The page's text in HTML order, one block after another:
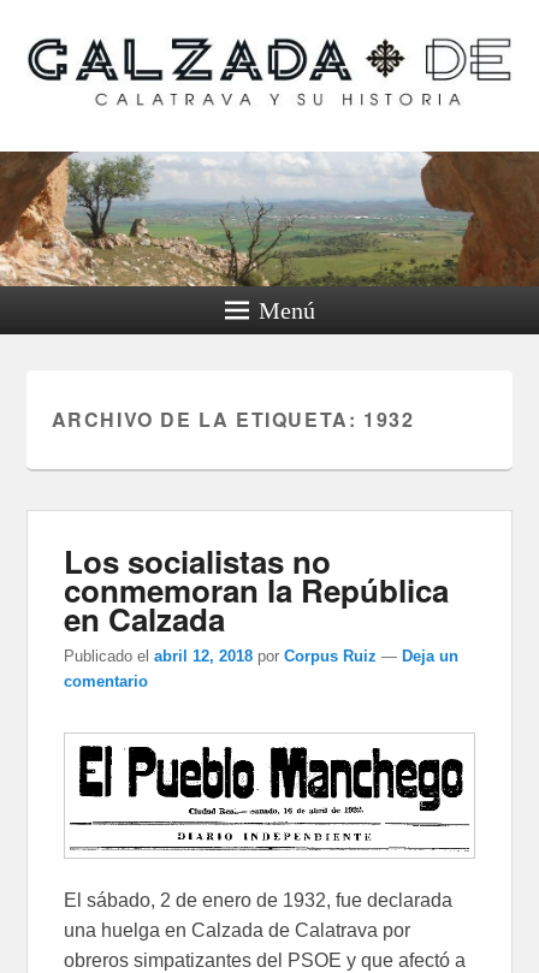
Calzada de Calatrava y
su historia
Menú
ARCHIVO DE LA ETIQUETA: 1932
Los socialistas no
conmemoran la República
en Calzada
Publicado el abril 12, 2018 porCorpus Ruiz — Deja un
comentario
El sábado, 2 de enero de 1932, fue declarada
una huelga en Calzada de Calatrava por
obreros simpatizantes del PSOE y que afectó a